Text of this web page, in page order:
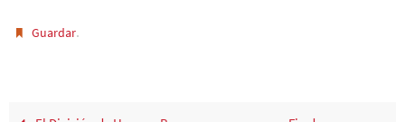
Guardar.